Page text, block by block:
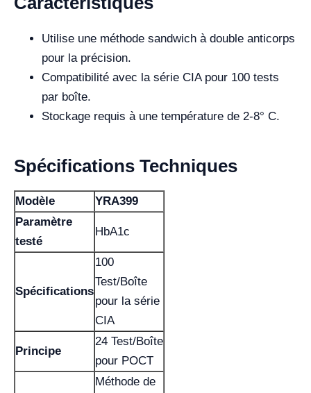
Utilise une méthode sandwich à double anticorps
pour la précision.
Compatibilité avec la série CIA pour 100 tests
par boîte.
Stockage requis à une température de 2-8° C.
Spécifications Techniques
Modèle
YRA399
Paramètre
testé
HbA1c
Spécifications
100
Test/Boîte
pour la série
CIA
Principe
24 Test/Boîte
pour POCT
Méthode de